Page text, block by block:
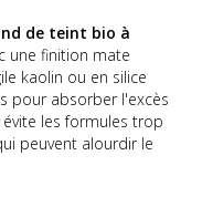
de teint bio à
une finition mate
kaolin ou en silice
pour absorber l'excès
les formules trop
peuvent alourdir le